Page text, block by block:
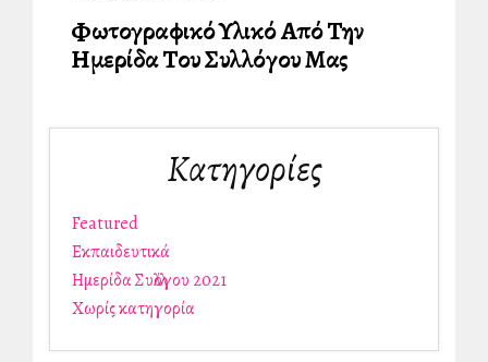
Φωτογραφικό Υλικό Από Την
Ημερίδα Του Συλλόγου Μας
Kατηγορίες
Featured
Εκπαιδευτικά
Ημερίδα Συλλόγου 2021
Χωρίς κατηγορία